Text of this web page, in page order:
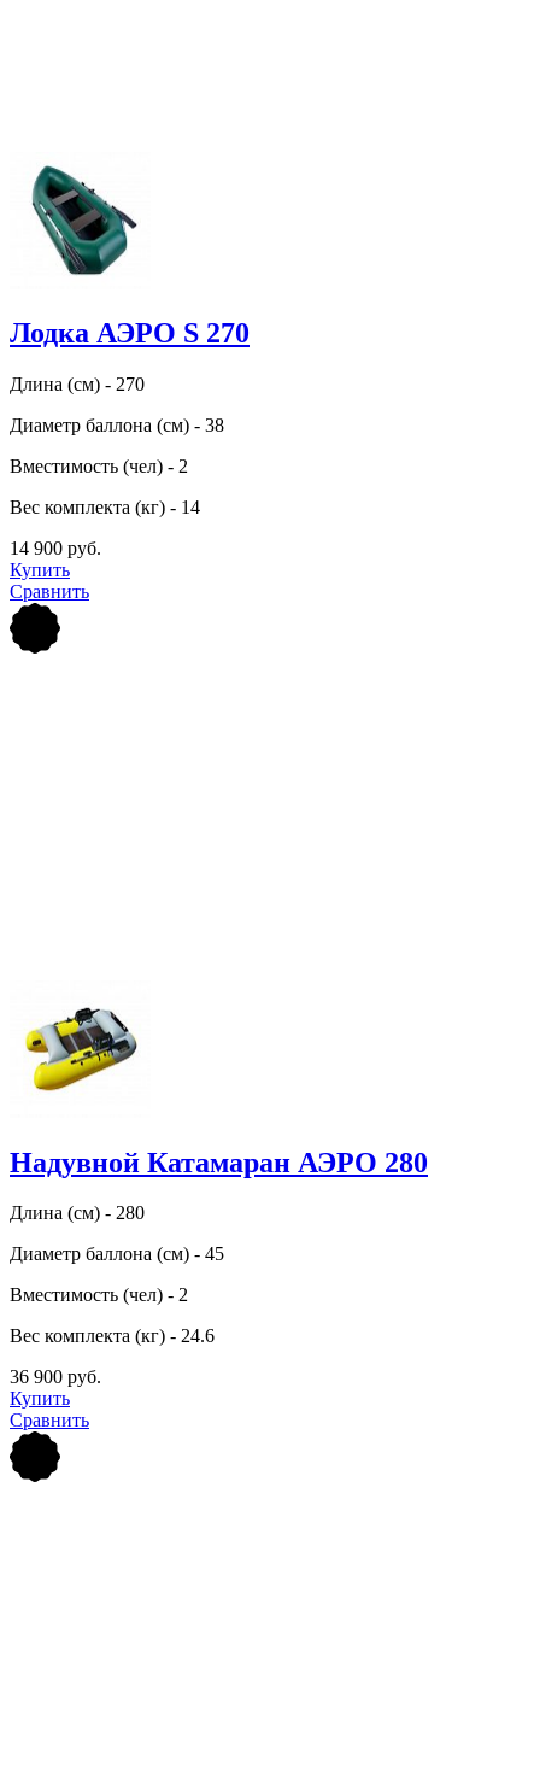
Лодка АЭРО S 270
Длина (см) - 270
Диаметр баллона (см) - 38
Вместимость (чел) - 2
Вес комплекта (кг) - 14
14 900 руб.
Купить
Сравнить
Надувной Катамаран АЭРО 280
Длина (см) - 280
Диаметр баллона (см) - 45
Вместимость (чел) - 2
Вес комплекта (кг) - 24.6
36 900 руб.
Купить
Сравнить